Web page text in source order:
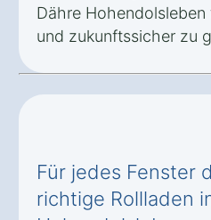
Dähre Hohendolsleben
und zukunftssicher zu
Für jedes Fenster
richtige Rollladen